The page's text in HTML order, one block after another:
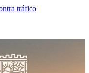
tráfico